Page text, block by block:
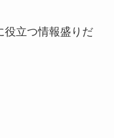
立つ情報盛りだ